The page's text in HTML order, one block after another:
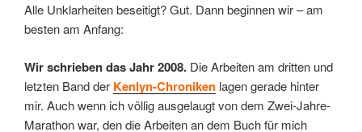
Alle Unklarheiten beseitigt? Gut. Dann beginnen wir – am
besten am Anfang:
Wir schrieben das Jahr 2008. Die Arbeiten am dritten und
letzten Band der Kenlyn-Chroniken lagen gerade hinter
mir. Auch wenn ich völlig ausgelaugt von dem Zwei-Jahre-
Marathon war, den die Arbeiten an dem Buch für mich